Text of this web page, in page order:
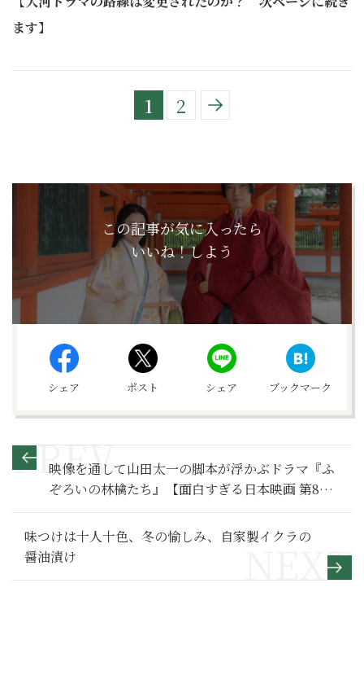
ます】
1 2
この記事が気に入ったら
いいね！しよう
シェア ポスト シェア ブックマーク
映像を通して山田太一の脚本が浮かぶドラマ『ふ
ぞろいの林檎たち』【面白すぎる日本映画 第85回
（特別編）】
味つけは十人十色、冬の愉しみ、自家製イクラの
醤油漬け